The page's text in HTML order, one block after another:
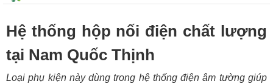
Hệ thống hộp nối điện chất lượng
tại Nam Quốc Thịnh
Loại phụ kiện này dùng trong hệ thống điện âm tường giúp